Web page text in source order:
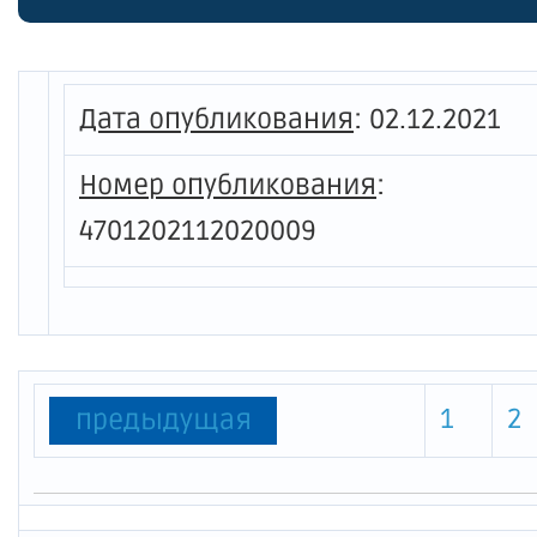
Дата опубликования: 02.12.2021
Номер опубликования:
4701202112020009
предыдущая 1 2